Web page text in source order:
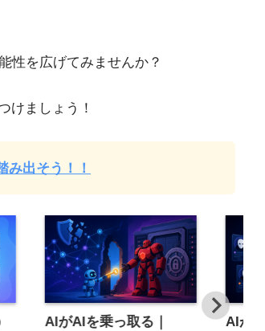
性を広げてみませんか？
けましょう！
出そう！！
AIがAIを乗っ取る｜
AIが